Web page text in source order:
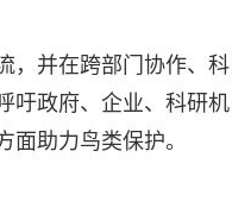
，并在跨部门协作、科
吁政府、企业、科研机
助力鸟类保护。